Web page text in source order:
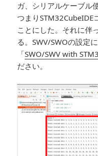
ガ、シリアルケーブル
つまりSTM32CubeIDE
ことにした。それに伴
る。SWV/SWOの設定
「SWO/SWV with
ださい。